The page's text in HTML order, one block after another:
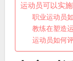
运动员可以实
职业运动员
教练在塑造
运动员如何